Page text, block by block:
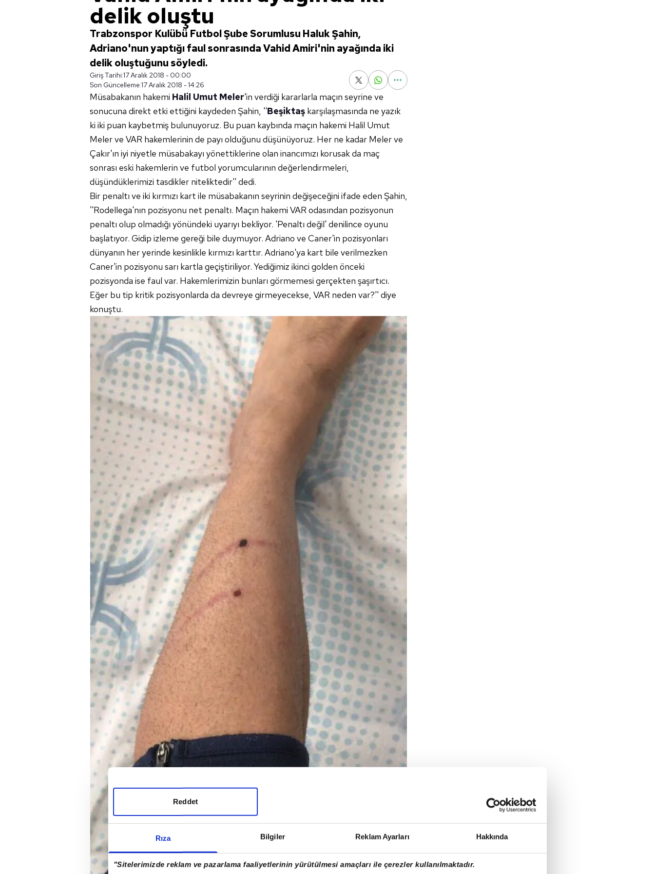
Rıza Bilgiler Reklam Ayarları Hakkında
"Sitelerimizde reklam ve pazarlama faaliyetlerinin yürütülmesi amaçları ile çerezler kullanılmaktadır.
Reddet
delik oluştu
Trabzonspor Kulübü Futbol Şube Sorumlusu Haluk Şahin,
Adriano'nun yaptığı faul sonrasında Vahid Amiri'nin ayağında iki
delik oluştuğunu söyledi.
Giriş Tarihi:17 Aralık 2018 - 00:00
Son Güncelleme:17 Aralık 2018 - 14:26
Müsabakanın hakemi Halil Umut Meler'in verdiği kararlarla maçın seyrine ve
sonucuna direkt etki ettiğini kaydeden Şahin, ''Beşiktaş karşılaşmasında ne yazık
ki iki puan kaybetmiş bulunuyoruz. Bu puan kaybında maçın hakemi Halil Umut
Meler ve VAR hakemlerinin de payı olduğunu düşünüyoruz. Her ne kadar Meler ve
Çakır'ın iyi niyetle müsabakayı yönettiklerine olan inancımızı korusak da maç
sonrası eski hakemlerin ve futbol yorumcularının değerlendirmeleri,
düşündüklerimizi tasdikler niteliktedir'' dedi.
Bir penaltı ve iki kırmızı kart ile müsabakanın seyrinin değişeceğini ifade eden Şahin,
''Rodellega'nın pozisyonu net penaltı. Maçın hakemi VAR odasından pozisyonun
penaltı olup olmadığı yönündeki uyarıyı bekliyor. 'Penaltı değil' denilince oyunu
başlatıyor. Gidip izleme gereği bile duymuyor. Adriano ve Caner'in pozisyonları
dünyanın her yerinde kesinlikle kırmızı karttır. Adriano'ya kart bile verilmezken
Caner'in pozisyonu sarı kartla geçiştiriliyor. Yediğimiz ikinci golden önceki
pozisyonda ise faul var. Hakemlerimizin bunları görmemesi gerçekten şaşırtıcı.
Eğer bu tip kritik pozisyonlarda da devreye girmeyecekse, VAR neden var?'' diye
konuştu.